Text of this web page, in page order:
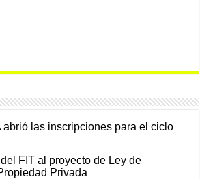
abrió las inscripciones para el ciclo
FIT al proyecto de Ley de
Privada